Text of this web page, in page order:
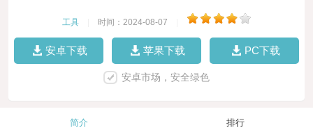
工具 时间：2024-08-07
安卓下载 苹果下载 PC下载
安卓市场，安全绿色
简介 排行